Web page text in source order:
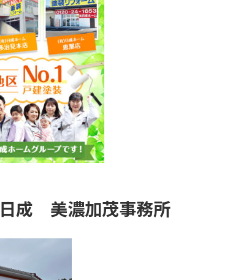
日成 美濃加茂事務所